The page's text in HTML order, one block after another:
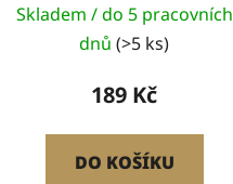
k
hodnocení
produktu
je
z
5
Skladem / do 5 pracovních
dnů (>5 ks)
189 Kč
DO KOŠÍKU